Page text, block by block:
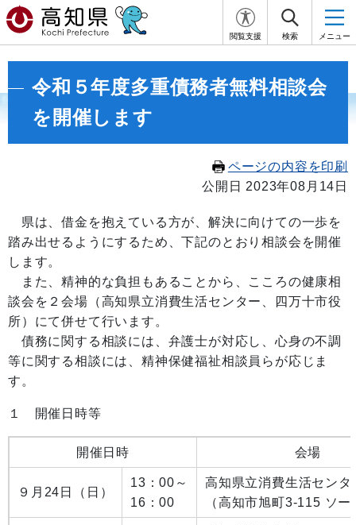
閲覧支援 検索 メニュー
令和５年度多重債務者無料相談会
を開催します
ページの内容を印刷
公開日 2023年08月14日
県は、借金を抱えている方が、解決に向けての一歩を
踏み出せるようにするため、下記のとおり相談会を開催
します。
また、精神的な負担もあることから、こころの健康相
談会を２会場（高知県立消費生活センター、四万十市役
所）にて併せて行います。
債務に関する相談には、弁護士が対応し、心身の不調
等に関する相談には、精神保健福祉相談員らが応じま
す。
１ 開催日時等
開催日時 会場
９月24日（日）
13：00～
16：00
高知県立消費生活センタ
（高知市旭町3-115 ソー